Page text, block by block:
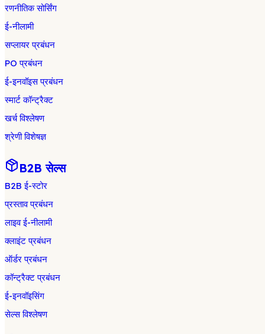
रणनीतिक सोर्सिंग
ई-नीलामी
सप्लायर प्रबंधन
PO प्रबंधन
ई-इनवॉइस प्रबंधन
स्मार्ट कॉन्ट्रैक्ट
खर्च विश्लेषण
श्रेणी विशेषज्ञ
B2B सेल्स
B2B ई-स्टोर
प्रस्ताव प्रबंधन
लाइव ई-नीलामी
क्लाइंट प्रबंधन
ऑर्डर प्रबंधन
कॉन्ट्रैक्ट प्रबंधन
ई-इनवॉइसिंग
सेल्स विश्लेषण